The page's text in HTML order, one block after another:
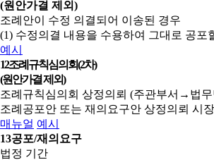
(원안가결 제외)
조례안이 수정 의결되어 이송된 경우
(1) 수정의결 내용을 수용하여 그대로 공포
예시
12조례규칙심의회(2차)
(원안가결 제외)
조례규칙심의회 상정의뢰 (주관부서→법
조례공포안 또는 재의요구안 상정의뢰 시
매뉴얼 예시
13공포/재의요구
법정 기간